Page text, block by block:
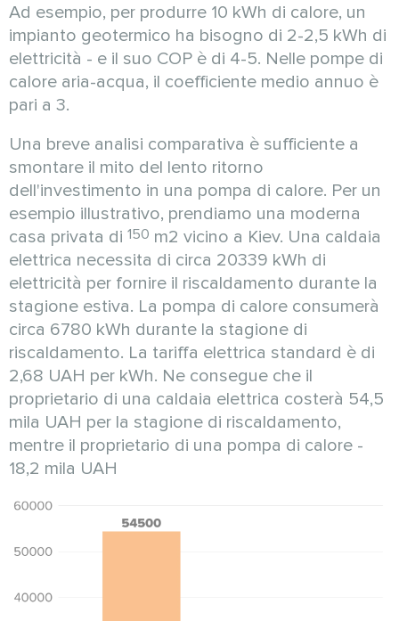
Ad esempio, per produrre 10 kWh di calore, un
impianto geotermico ha bisogno di 2-2,5 kWh di
elettricità - e il suo COP è di 4-5. Nelle pompe di
calore aria-acqua, il coefficiente medio annuo è
pari a 3.
Una breve analisi comparativa è sufficiente a
smontare il mito del lento ritorno
dell'investimento in una pompa di calore. Per un
esempio illustrativo, prendiamo una moderna
casa privata di 150 m2 vicino a Kiev. Una caldaia
elettrica necessita di circa 20339 kWh di
elettricità per fornire il riscaldamento durante la
stagione estiva. La pompa di calore consumerà
circa 6780 kWh durante la stagione di
riscaldamento. La tariffa elettrica standard è di
2,68 UAH per kWh. Ne consegue che il
proprietario di una caldaia elettrica costerà 54,5
mila UAH per la stagione di riscaldamento,
mentre il proprietario di una pompa di calore -
18,2 mila UAH